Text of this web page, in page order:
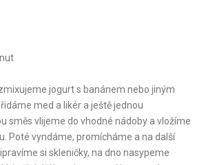
jogurt s banánem nebo jiným
med a likér a ještě jednou
směs vlijeme do vhodné nádoby a vložíme
Poté vyndáme, promícháme a na další
si skleničky, na dno nasypeme